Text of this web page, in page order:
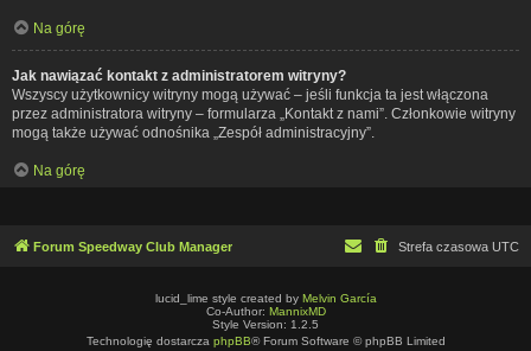
Na górę
Jak nawiązać kontakt z administratorem witryny?
Wszyscy użytkownicy witryny mogą używać – jeśli funkcja ta jest włączona
przez administratora witryny – formularza „Kontakt z nami”. Członkowie witryny
mogą także używać odnośnika „Zespół administracyjny”.
Na górę
Forum Speedway Club Manager Strefa czasowa UTC
lucid_lime style created by Melvin García
Co-Author: MannixMD
Style Version: 1.2.5
Technologię dostarcza phpBB® Forum Software © phpBB Limited